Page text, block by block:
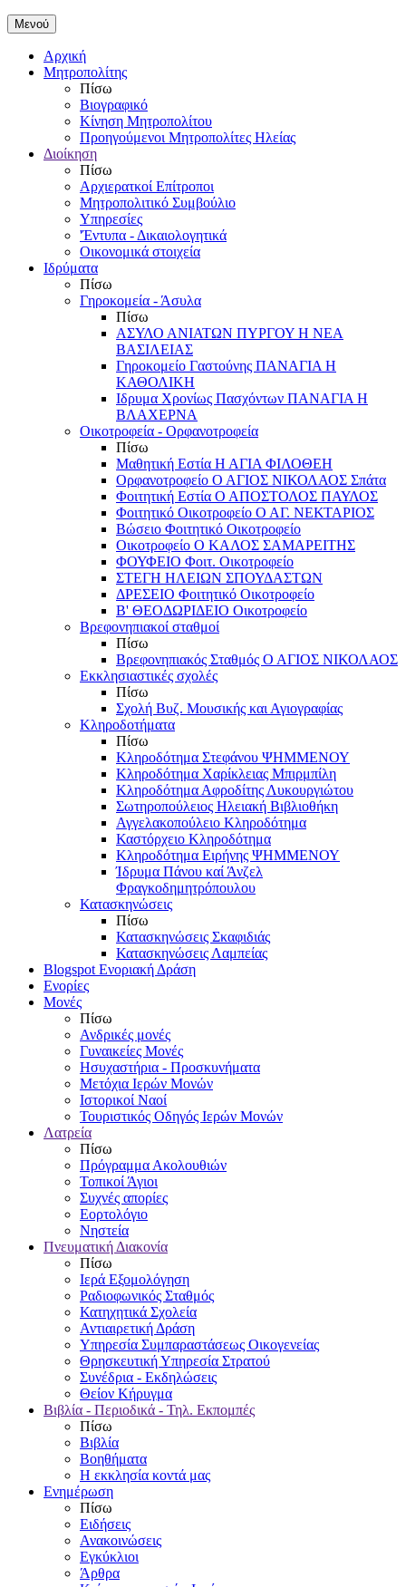
Μενού
Αρχική
Μητροπολίτης
Πίσω
Βιογραφικό
Κίνηση Μητροπολίτου
Προηγούμενοι Μητροπολίτες Ηλείας
Διοίκηση
Πίσω
Αρχιερατκοί Επίτροποι
Μητροπολιτικό Συμβούλιο
Υπηρεσίες
'Έντυπα - Δικαιολογητικά
Οικονομικά στοιχεία
Ιδρύματα
Πίσω
Γηροκομεία - Άσυλα
Πίσω
ΑΣΥΛΟ ΑΝΙΑΤΩΝ ΠΥΡΓΟΥ Η ΝΕΑ
ΒΑΣΙΛΕΙΑΣ
Γηροκομείο Γαστούνης ΠΑΝΑΓΙΑ Η
ΚΑΘΟΛΙΚΗ
Ιδρυμα Χρονίως Πασχόντων ΠΑΝΑΓΙΑ Η
ΒΛΑΧΕΡΝΑ
Οικοτροφεία - Ορφανοτροφεία
Πίσω
Μαθητική Εστία Η ΑΓΙΑ ΦΙΛΟΘΕΗ
Ορφανοτροφείο Ο ΑΓΙΟΣ ΝΙΚΟΛΑΟΣ Σπάτα
Φοιτητική Εστία Ο ΑΠΟΣΤΟΛΟΣ ΠΑΥΛΟΣ
Φοιτητικό Οικοτροφείο Ο ΑΓ. ΝΕΚΤΑΡΙΟΣ
Βώσειο Φοιτητικό Οικοτροφείο
Οικοτροφείο Ο ΚΑΛΟΣ ΣΑΜΑΡΕΙΤΗΣ
ΦΟΥΦΕΙΟ Φοιτ. Οικοτροφείο
ΣΤΕΓΗ ΗΛΕΙΩΝ ΣΠΟΥΔΑΣΤΩΝ
ΔΡΕΣΕΙΟ Φοιτητικό Οικοτροφείο
Β' ΘΕΟΔΩΡΙΔΕΙΟ Οικοτροφείο
Βρεφονηπιακοί σταθμοί
Πίσω
Βρεφονηπιακός Σταθμός Ο ΑΓΙΟΣ ΝΙΚΟΛΑΟΣ
Εκκλησιαστικές σχολές
Πίσω
Σχολή Βυζ. Μουσικής και Αγιογραφίας
Κληροδοτήματα
Πίσω
Κληροδότημα Στεφάνου ΨΗΜΜΕΝΟΥ
Κληροδότημα Χαρίκλειας Μπιρμπίλη
Κληροδότημα Αφροδίτης Λυκουργιώτου
Σωτηροπούλειος Ηλειακή Βιβλιοθήκη
Αγγελακοπούλειο Κληροδότημα
Καστόρχειο Κληροδότημα
Κληροδότημα Ειρήνης ΨΗΜΜΕΝΟΥ
Ίδρυμα Πάνου καί Άνζελ
Φραγκοδημητρόπουλου
Κατασκηνώσεις
Πίσω
Κατασκηνώσεις Σκαφιδιάς
Κατασκηνώσεις Λαμπείας
Blogspot Ενοριακή Δράση
Ενορίες
Μονές
Πίσω
Ανδρικές μονές
Γυναικείες Μονές
Ησυχαστήρια - Προσκυνήματα
Μετόχια Ιερών Μονών
Ιστορικοί Ναοί
Τουριστικός Οδηγός Ιερών Μονών
Λατρεία
Πίσω
Πρόγραμμα Ακολουθιών
Τοπικοί Άγιοι
Συχνές απορίες
Εορτολόγιο
Νηστεία
Πνευματική Διακονία
Πίσω
Ιερά Εξομολόγηση
Ραδιοφωνικός Σταθμός
Κατηχητικά Σχολεία
Αντιαιρετική Δράση
Υπηρεσία Συμπαραστάσεως Οικογενείας
Θρησκευτική Υπηρεσία Στρατού
Συνέδρια - Εκδηλώσεις
Θείον Κήρυγμα
Βιβλία - Περιοδικά - Τηλ. Εκπομπές
Πίσω
Βιβλία
Βοηθήματα
Η εκκλησία κοντά μας
Ενημέρωση
Πίσω
Ειδήσεις
Ανακοινώσεις
Εγκύκλιοι
Άρθρα